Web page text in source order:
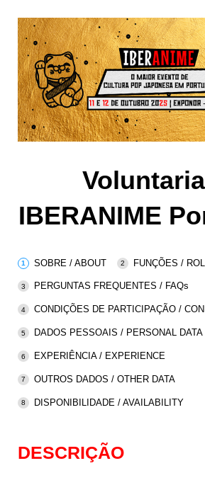
IBERANIME
SOBRE / ABOUT FUNÇÕES /
PERGUNTAS FREQUENTES / FAQs
CONDIÇÕES DE PARTICIPAÇÃO /
DADOS PESSOAIS / PERSONAL DATA
EXPERIÊNCIA / EXPERIENCE
OUTROS DADOS / OTHER DATA
DISPONIBILIDADE / AVAILABILITY
DESCRIÇÃO